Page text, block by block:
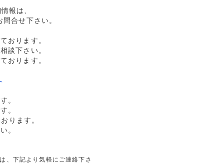
報は、
合せ下さい。
おります。
談下さい。
おります。
。
。
ります。
。
、下記より気軽にご連絡下さ